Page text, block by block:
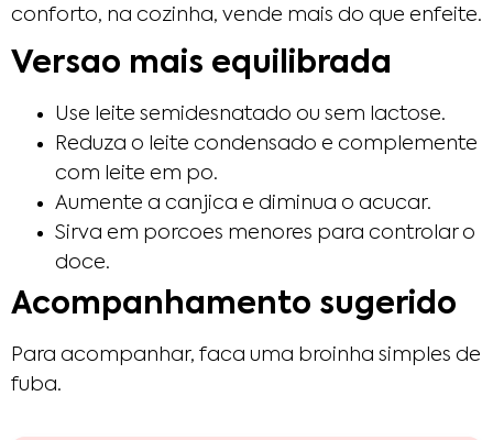
conforto, na cozinha, vende mais do que enfeite.
Versao mais equilibrada
Use leite semidesnatado ou sem lactose.
Reduza o leite condensado e complemente
com leite em po.
Aumente a canjica e diminua o acucar.
Sirva em porcoes menores para controlar o
doce.
Acompanhamento sugerido
Para acompanhar, faca uma broinha simples de
fuba.